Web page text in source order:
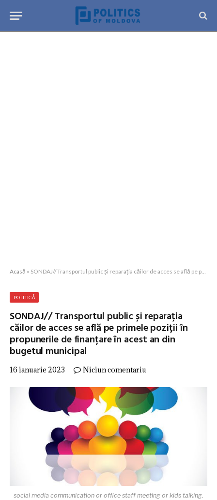
Acasă » SONDAJ// Transportul public și reparația căilor de acces se află pe primele poziții în propunerile de finanțare în acest an din bugetul municipal
POLITICĂ
SONDAJ// Transportul public și reparația
căilor de acces se află pe primele poziții în
propunerile de finanțare în acest an din
bugetul municipal
16 ianuarie 2023 Niciun comentariu
social media communication or office staff meeting or kids talking.